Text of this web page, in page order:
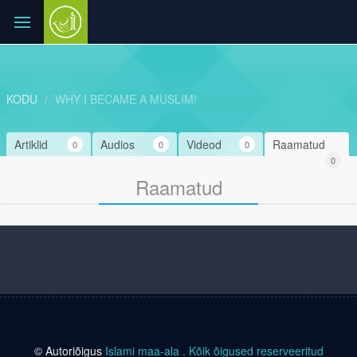
KODU WHY I BECAME A MUSLIM!
Raamatud
0
Videod 0
Audios 0
Artiklid 0
Raamatud
© Autoriõigus Islami maa-ala . Kõik õigused reserveeritud